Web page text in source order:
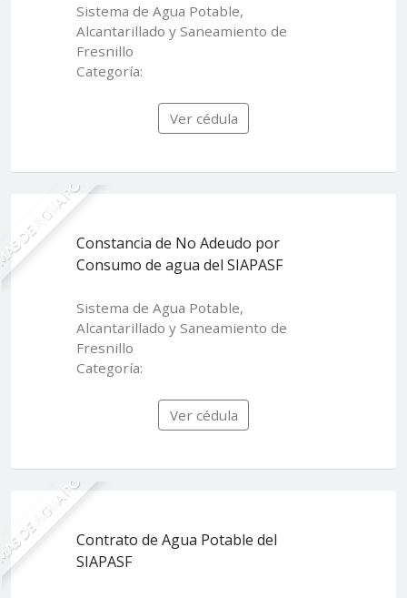
Sistema de Agua Potable,
Alcantarillado y Saneamiento de
Fresnillo
Categoría:
Ver cédula
AGUA POTABLEConstancia de No Adeudo por
Consumo de agua del SIAPASF
Sistema de Agua Potable,
Alcantarillado y Saneamiento de
Fresnillo
Categoría:
Ver cédula
AGUA POTABLEContrato de Agua Potable del
SIAPASF